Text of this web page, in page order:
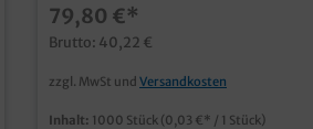
79,80 €*
Brutto: 40,22 €
zzgl. MwSt undVersandkosten
Inhalt: 1000 Stück (0,03 €* / 1 Stück)